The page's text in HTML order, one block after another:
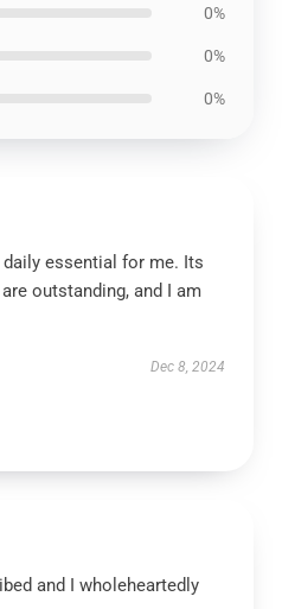
0%
0%
0%
essential for me. Its
outstanding, and I am
Dec 8, 2024
and I wholeheartedly